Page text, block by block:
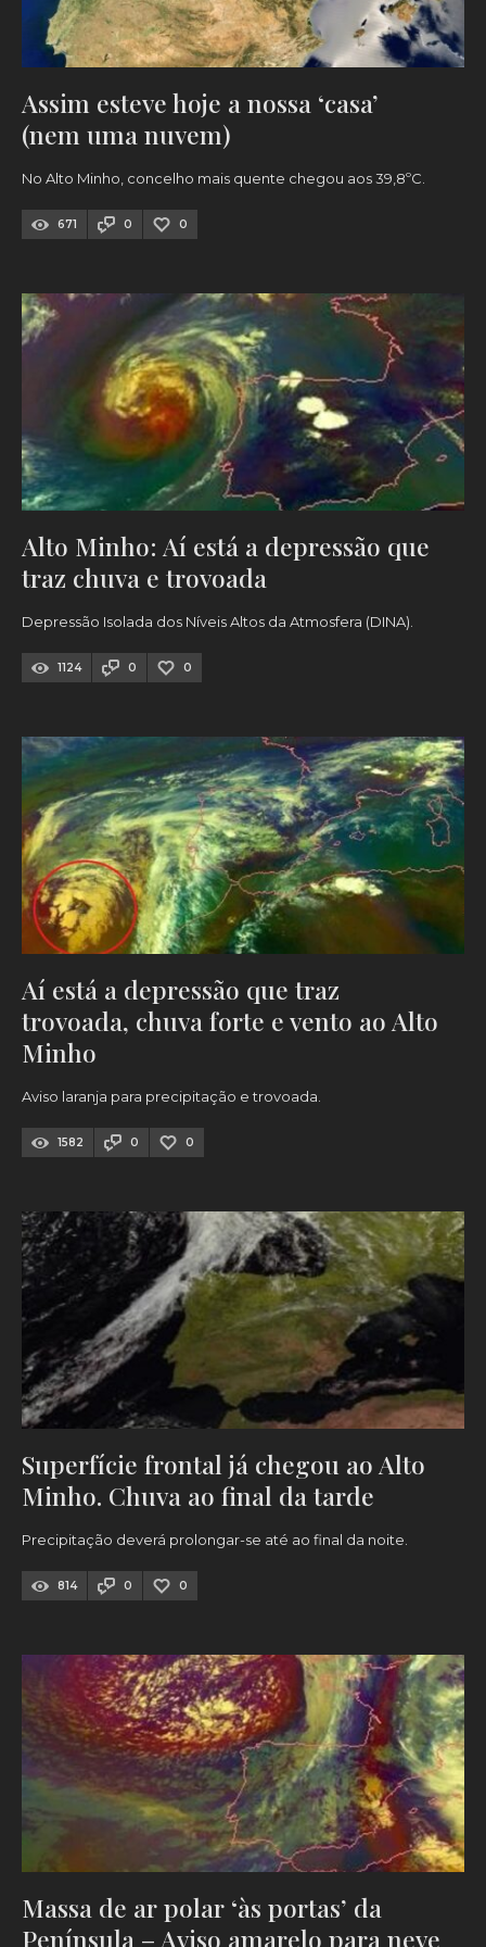
Assim esteve hoje a nossa ‘casa’
(nem uma nuvem)
No Alto Minho, concelho mais quente chegou aos 39,8ºC.
671 0 0
Alto Minho: Aí está a depressão que
traz chuva e trovoada
Depressão Isolada dos Níveis Altos da Atmosfera (DINA).
1124 0 0
Aí está a depressão que traz
trovoada, chuva forte e vento ao Alto
Minho
Aviso laranja para precipitação e trovoada.
1582 0 0
Superfície frontal já chegou ao Alto
Minho. Chuva ao final da tarde
Precipitação deverá prolongar-se até ao final da noite.
814 0 0
Massa de ar polar ‘às portas’ da
Península – Aviso amarelo para neve